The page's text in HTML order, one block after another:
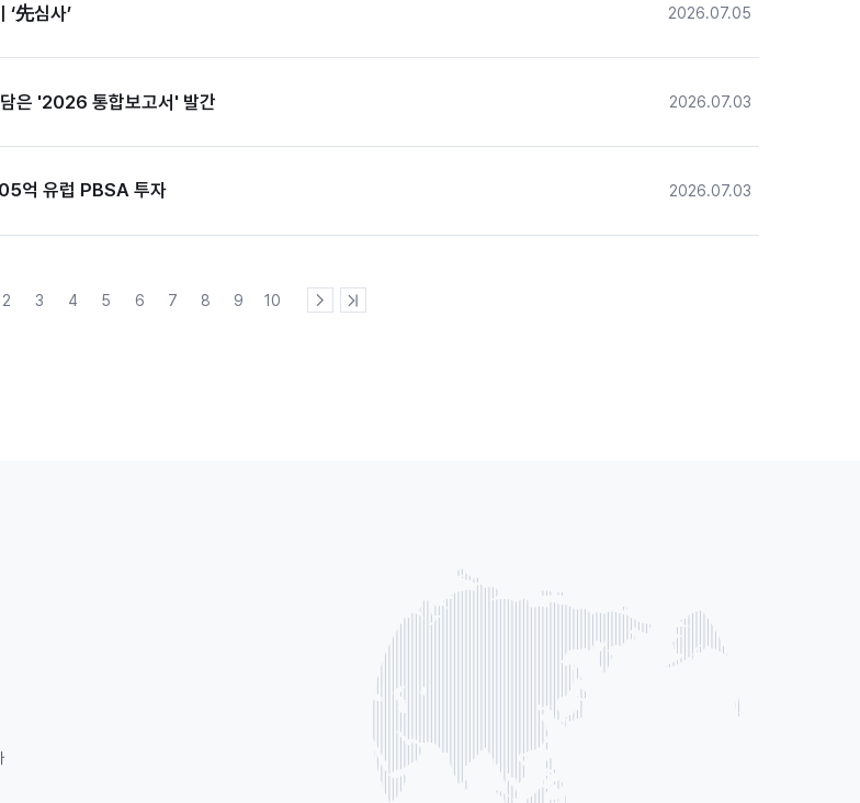
先심사’ 2026.07.05
은 '2026 통합보고서' 발간 2026.07.03
억 유럽 PBSA 투자 2026.07.03
2 3 4 5 6 7 8 9 10
다
마